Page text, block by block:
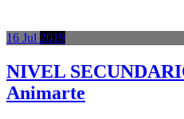
16 Jul 2019
NIVEL
Animarte